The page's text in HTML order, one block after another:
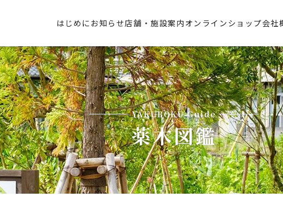
はじめにお知らせ店舗・施設案内オンラインショップ会社
YAKUBOKU Guide
薬木図鑑